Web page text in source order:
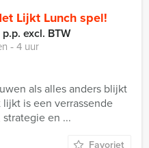
Lijkt Lunch spel!
p.p. excl. BTW
‐ 4 uur
als alles anders blijkt
is een verrassende
en ...
Favoriet